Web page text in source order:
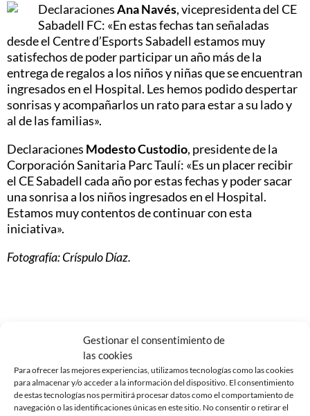
Gestionar el consentimiento de
las cookies
Para ofrecer las mejores experiencias, utilizamos tecnologías como las cookies
para almacenar y/o acceder a la información del dispositivo. El consentimiento
de estas tecnologías nos permitirá procesar datos como el comportamiento de
navegación o las identificaciones únicas en este sitio. No consentir o retirar el
DeclaracionesAna Navés, vicepresidenta del CE
Sabadell FC: «En estas fechas tan señaladas
desde el Centre d’Esports Sabadell estamos muy
satisfechos de poder participar un año más de la
entrega de regalos a los niños y niñas que se encuentran
ingresados ​​en el Hospital. Les hemos podido despertar
sonrisas y acompañarlos un rato para estar a su lado y
al de las familias».
Declaraciones Modesto Custodio, presidente de la
Corporación Sanitaria Parc Taulí: «Es un placer recibir
el CE Sabadell cada año por estas fechas y poder sacar
una sonrisa a los niños ingresados ​​en el Hospital.
Estamos muy contentos de continuar con esta
iniciativa».
Fotografía: Críspulo Díaz.
Noticias Relacionadas